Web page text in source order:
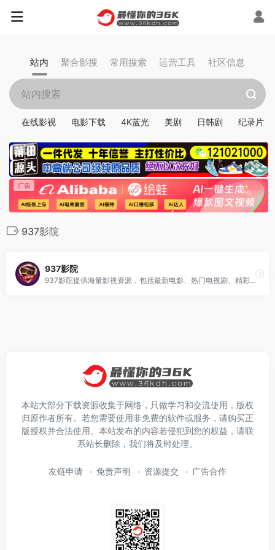
站内 聚合影搜 常用搜索 运营工具 社区信息
在线影视 电影下载 4K蓝光 美剧 日韩剧 纪录片
937影院
937影院
937影院提供海量影视资源，包括最新电影、热门电视剧、精彩短剧、经典动漫和热门综艺节目，支持在线观看和离线缓存，让您畅享娱乐体验。
本站大部分下载资源收集于网络，只做学习和交流使用，版权
归原作者所有。若您需要使用非免费的软件或服务，请购买正
版授权并合法使用。本站发布的内容若侵犯到您的权益，请联
系站长删除，我们将及时处理。
友链申请 免责声明 资源提交 广告合作